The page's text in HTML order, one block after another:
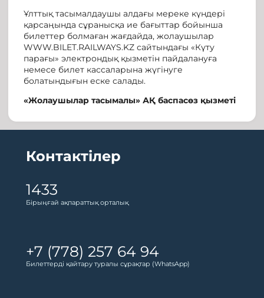
Ұлттық тасымалдаушы алдағы мереке күндері
қарсаңында сұранысқа ие бағыттар бойынша
билеттер болмаған жағдайда, жолаушылар
WWW.BILET.RAILWAYS.KZ сайтындағы «Күту
парағы» электрондық қызметін пайдалануға
немесе билет кассаларына жүгінуге
болатындығын еске салады.
«Жолаушылар тасымалы» АҚ баспасөз қызметі
Контактілер
1433
Бірыңғай ақпараттық орталық
+7 (778) 257 64 94
Билеттерді қайтару туралы сұрақтар (WhatsApp)